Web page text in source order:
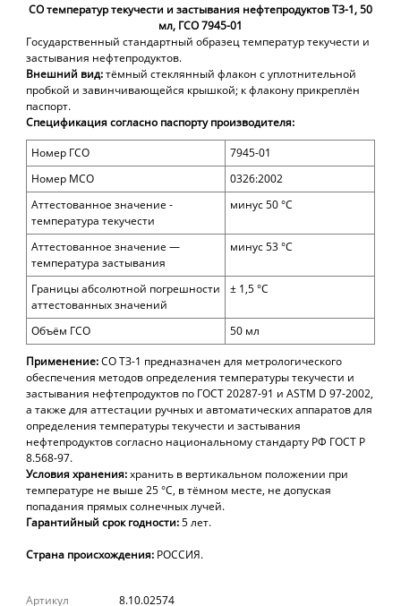
СО температур текучести и застывания нефтепродуктовТЗ-1, 50
мл, ГСО 7945-01
Государственный стандартный образец температур текучести и
застывания нефтепродуктов.
Внешний вид:тёмный стеклянный флакон с уплотнительной
пробкой и завинчивающейся крышкой; к флакону прикреплён
паспорт.
Спецификация согласно паспорту производителя:
Номер ГСО
7945-01
Номер МСО
0326:2002
Аттестованное значение -
температура текучести
минус 50 °С
Аттестованное значение —
температура застывания
минус 53 °С
Границы абсолютной погрешности
аттестованных значений
± 1,5 °С
Объём ГСО
50 мл
Применение:СО ТЗ-1 предназначен для метрологического
обеспечения методов определения температуры текучести и
застывания нефтепродуктов по ГОСТ 20287-91 и ASTM D 97-2002,
а также для аттестации ручных и автоматических аппаратов для
определения температуры текучести и застывания
нефтепродуктов согласно национальному стандарту РФ ГОСТ Р
8.568-97.
Условия хранения:хранить в вертикальном положении при
температуре не выше 25 °С, в тёмном месте, не допуская
попадания прямых солнечных лучей.
Гарантийный срок годности:5 лет.
Страна происхождения: РОССИЯ.
Артикул
8.10.02574